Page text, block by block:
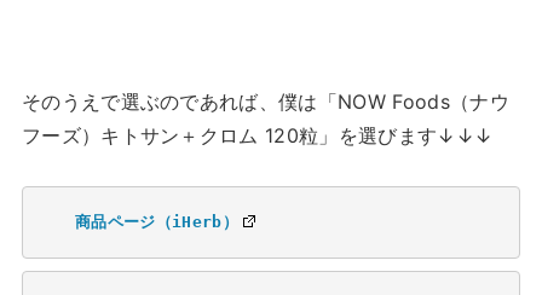
そのうえで選ぶのであれば、僕は「NOW Foods（ナウ
フーズ）キトサン＋クロム 120粒」を選びます↓↓↓
商品ページ（iHerb）